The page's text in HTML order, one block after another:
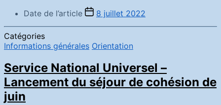
Date de l’article 8 juillet 2022
Catégories
Informations générales Orientation
Service National Universel –
Lancement du séjour de cohésion de
juin